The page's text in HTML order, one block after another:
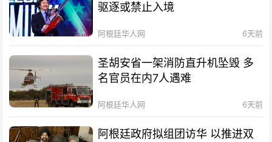
驱逐或禁止入境
阿根廷华人网 6天前
圣胡安省一架消防直升机坠毁 多
名官员在内7人遇难
阿根廷华人网 6天前
阿根廷政府拟组团访华 以推进双